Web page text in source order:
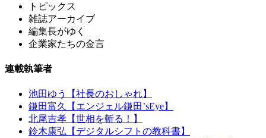
トピックス
雑誌アーカイブ
編集長がゆく
企業家たちの金言
連載執筆者
池田ゆう【社長のおしゃれ】
鎌田富久【エンジェル鎌田’sEye】
北尾吉孝【世相を斬る！】
鈴木康弘【デジタルシフトの教科書】